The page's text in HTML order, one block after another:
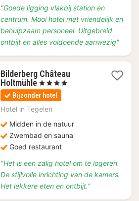
"Goede ligging vlakbij station en
centrum. Mooi hotel met vriendelijk en
behulpzaam personeel. Uitgebreid
ontbijt en alles voldoende aanwezig"
Bilderberg Château
Holtmühle1
nacht
vanaf
€
, 4 Sterren
Bijzonder hotel
Hotel in Tegelen
Midden in de natuur
Zwembad en sauna
Goed restaurant
"Het is een zalig hotel om te logeren.
De stijlvolle inrichting van de kamers.
Het lekkere eten en ontbijt."